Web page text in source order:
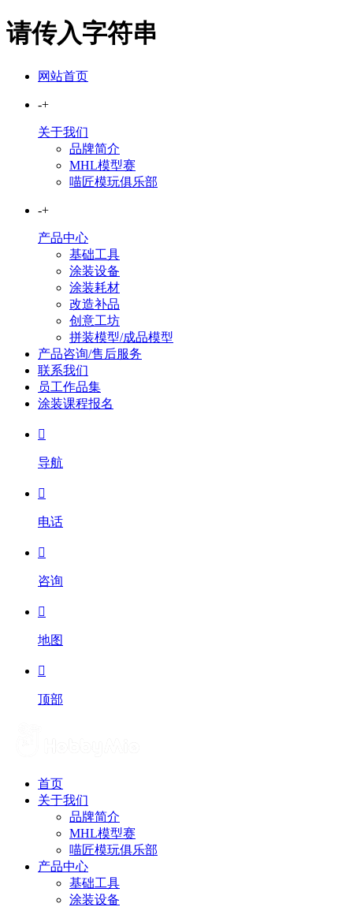
请传入字符串
网站首页
-+
关于我们
品牌简介
MHL模型赛
喵匠模玩俱乐部
-+
产品中心
基础工具
涂装设备
涂装耗材
改造补品
创意工坊
拼装模型/成品模型
产品咨询/售后服务
联系我们
员工作品集
涂装课程报名

导航

电话

咨询

地图

顶部
首页
关于我们
品牌简介
MHL模型赛
喵匠模玩俱乐部
产品中心
基础工具
涂装设备